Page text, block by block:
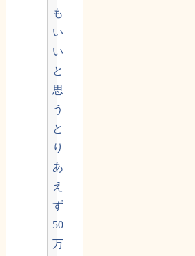
も
い
い
と
思
う
と
り
あ
え
ず
50
万